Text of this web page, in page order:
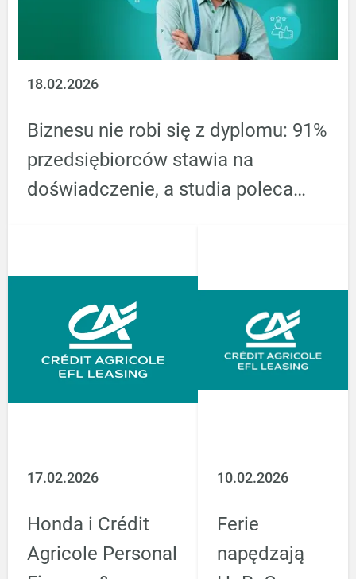
18.02.2026
Biznesu nie robi się z dyplomu: 91%
przedsiębiorców stawia na
doświadczenie, a studia poleca
17.02.2026
Honda i Crédit
Agricole Personal
10.02.2026
Ferie
napędzają